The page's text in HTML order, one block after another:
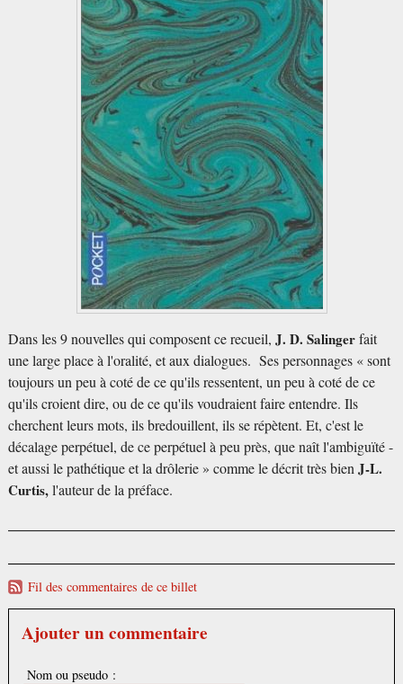
Dans les 9 nouvelles qui composent ce recueil, J. D. Salingerfait
une large place à l'oralité, et aux dialogues. Ses personnages « sont
toujours un peu à coté de ce qu'ils ressentent, un peu à coté de ce
qu'ils croient dire, ou de ce qu'ils voudraient faire entendre. Ils
cherchent leurs mots, ils bredouillent, ils se répètent. Et, c'est le
décalage perpétuel, de ce perpétuel à peu près, que naît l'ambiguïté -
et aussi le pathétique et la drôlerie » comme le décrit très bienJ-L.
Curtis,l'auteur de la préface.
Fil des commentaires de ce billet
Ajouter un commentaire
Nom ou pseudo :